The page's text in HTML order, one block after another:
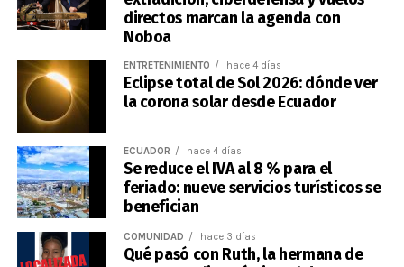
directos marcan la agenda con
Noboa
ENTRETENIMIENTO hace 4 días
Eclipse total de Sol 2026: dónde ver
la corona solar desde Ecuador
ECUADOR hace 4 días
Se reduce el IVA al 8 % para el
feriado: nueve servicios turísticos se
benefician
COMUNIDAD hace 3 días
Qué pasó con Ruth, la hermana de